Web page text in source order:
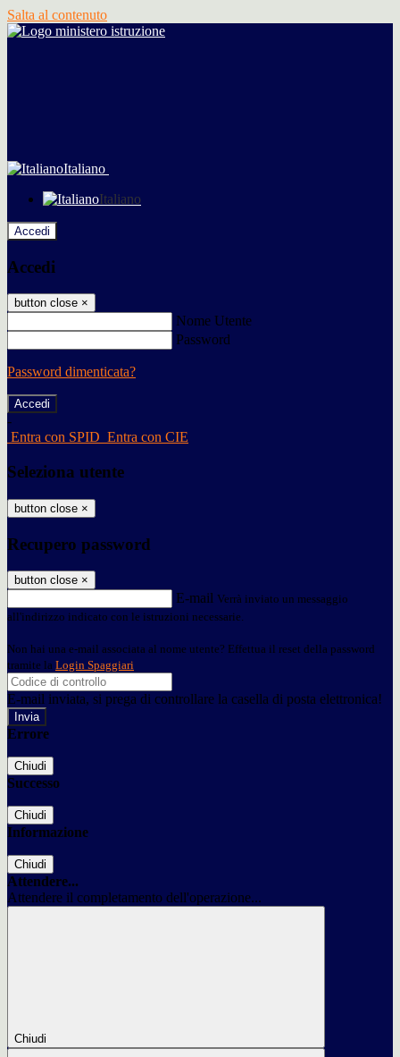
Salta al contenuto
Italiano
Italiano
Accedi
Accedi
button close ×
Nome Utente
Password
Password dimenticata?
-
Entra con SPID Entra con CIE
Seleziona utente
button close ×
Recupero password
button close ×
E-mail Verrà inviato un messaggio
all'indirizzo indicato con le istruzioni necessarie.
Non hai una e-mail associata al nome utente? Effettua il reset della password
tramite la Login Spaggiari
E-mail inviata, si prega di controllare la casella di posta elettronica!
Errore
Chiudi
Successo
Chiudi
Informazione
Chiudi
Attendere...
Attendere il completamento dell'operazione...
Chiudi